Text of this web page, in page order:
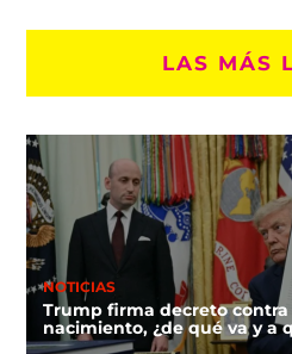
LAS MÁS
NOTICIAS
Trump firma decreto
nacimiento, ¿de qué va y a